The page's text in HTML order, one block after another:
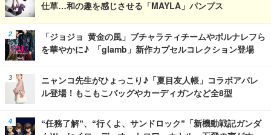
仕草…和の趣を感じさせる「MAYLA」パンプス
「ジョジョ 黄金の風」ブチャラティチームやポルナレフら
を華やかに♪ 「glamb」新作カプセルコレクション登場
ニャンコ先生がひょっこり♪「夏目友人帳」コラボアパレ
ル登場！もこもこバッグやカーディガンなど全8型
“任務了解”、“行くよ、サンドロック”「新機動戦記ガンダ